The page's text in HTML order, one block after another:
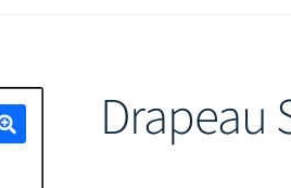
Drapeau